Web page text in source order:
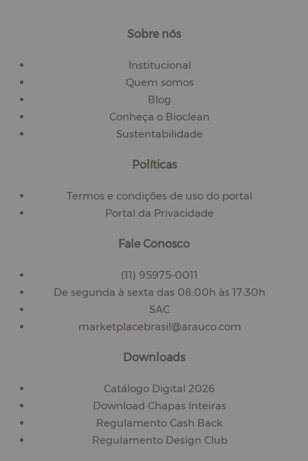
Sobre nós
Institucional
Quem somos
Blog
Conheça o Bioclean
Sustentabilidade
Políticas
Termos e condições de uso do portal
Portal da Privacidade
Fale Conosco
(11) 95975-0011
De segunda à sexta das 08:00h às 17:30h
SAC
marketplacebrasil@arauco.com
Downloads
Catálogo Digital 2026
Download Chapas Inteiras
Regulamento Cash Back
Regulamento Design Club